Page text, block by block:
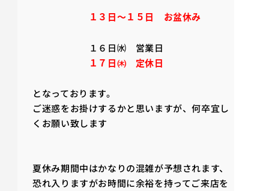
１３日～１５日 お盆休み
１６日㈬ 営業日
１７日㈭ 定休日
となっております。
ご迷惑をお掛けするかと思いますが、何卒宜し
くお願い致します
夏休み期間中はかなりの混雑が予想されます、
恐れ入りますがお時間に余裕を持ってご来店を